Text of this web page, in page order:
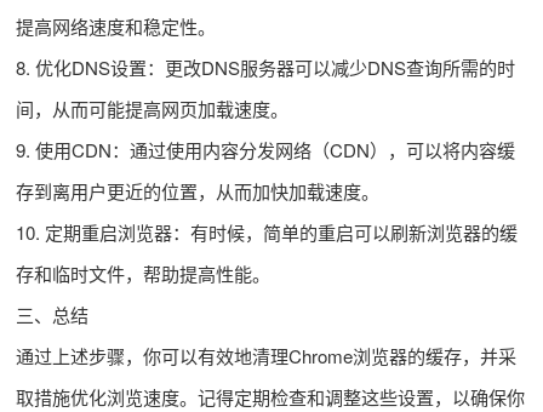
提高网络速度和稳定性。
8. 优化DNS设置：更改DNS服务器可以减少DNS查询所需的时
间，从而可能提高网页加载速度。
9. 使用CDN：通过使用内容分发网络（CDN），可以将内容缓
存到离用户更近的位置，从而加快加载速度。
10. 定期重启浏览器：有时候，简单的重启可以刷新浏览器的缓
存和临时文件，帮助提高性能。
三、总结
通过上述步骤，你可以有效地清理Chrome浏览器的缓存，并采
取措施优化浏览速度。记得定期检查和调整这些设置，以确保你